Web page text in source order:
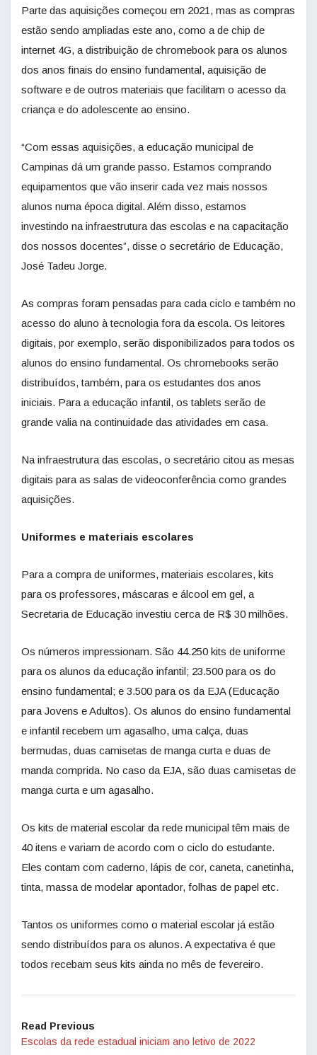
Parte das aquisições começou em 2021, mas as compras
estão sendo ampliadas este ano, como a de chip de
internet 4G, a distribuição de chromebook para os alunos
dos anos finais do ensino fundamental, aquisição de
software e de outros materiais que facilitam o acesso da
criança e do adolescente ao ensino.
“Com essas aquisições, a educação municipal de
Campinas dá um grande passo. Estamos comprando
equipamentos que vão inserir cada vez mais nossos
alunos numa época digital. Além disso, estamos
investindo na infraestrutura das escolas e na capacitação
dos nossos docentes”, disse o secretário de Educação,
José Tadeu Jorge.
As compras foram pensadas para cada ciclo e também no
acesso do aluno à tecnologia fora da escola. Os leitores
digitais, por exemplo, serão disponibilizados para todos os
alunos do ensino fundamental. Os chromebooks serão
distribuídos, também, para os estudantes dos anos
iniciais. Para a educação infantil, os tablets serão de
grande valia na continuidade das atividades em casa.
Na infraestrutura das escolas, o secretário citou as mesas
digitais para as salas de videoconferência como grandes
aquisições.
Uniformes e materiais escolares
Para a compra de uniformes, materiais escolares, kits
para os professores, máscaras e álcool em gel, a
Secretaria de Educação investiu cerca de R$ 30 milhões.
Os números impressionam. São 44.250 kits de uniforme
para os alunos da educação infantil; 23.500 para os do
ensino fundamental; e 3.500 para os da EJA (Educação
para Jovens e Adultos). Os alunos do ensino fundamental
e infantil recebem um agasalho, uma calça, duas
bermudas, duas camisetas de manga curta e duas de
manda comprida. No caso da EJA, são duas camisetas de
manga curta e um agasalho.
Os kits de material escolar da rede municipal têm mais de
40 itens e variam de acordo com o ciclo do estudante.
Eles contam com caderno, lápis de cor, caneta, canetinha,
tinta, massa de modelar apontador, folhas de papel etc.
Tantos os uniformes como o material escolar já estão
sendo distribuídos para os alunos. A expectativa é que
todos recebam seus kits ainda no mês de fevereiro.
Read Previous
Escolas da rede estadual iniciam ano letivo de 2022